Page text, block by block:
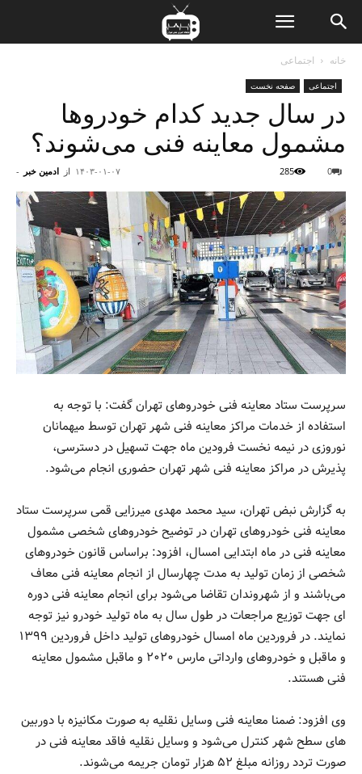
خانه اجتماعی
اجتماعی صفحه نخست
در سال جدید کدام خودروها
مشمول معاینه فنی می‌شوند؟
از ادمین خبر - ۱۴۰۳-۰۱-۰۷ 0
285
سرپرست ستاد معاینه فنی خودروهای تهران گفت: با توجه به
استفاده از خدمات مراکز معاینه فنی شهر تهران توسط میهمانان
نوروزی در نیمه نخست فرودین ماه جهت تسهیل در دسترسی،
پذیرش در مراکز معاینه فنی شهر تهران حضوری انجام می‌شود.
به گزارش نبض تهران، سید محمد مهدی میرزایی قمی سرپرست ستاد
معاینه فنی خودروهای تهران در توضیح خودروهای شخصی مشمول
معاینه فنی در ماه ابتدایی امسال، افزود: براساس قانون خودروهای
شخصی از زمان تولید به مدت چهارسال از انجام معاینه فنی معاف
می‌باشند و از شهروندان تقاضا می‌شود برای انجام معاینه فنی دوره
ای جهت توزیع مراجعات در طول سال به ماه تولید خودرو نیز توجه
نمایند. در فروردین ماه امسال خودروهای تولید داخل فروردین ۱۳۹۹
و ماقبل و خودروهای وارداتی مارس ۲۰۲۰ و ماقبل مشمول معاینه
فنی هستند.
وی افزود: ضمنا معاینه فنی وسایل نقلیه به صورت مکانیزه با دوربین
های سطح شهر کنترل می‌شود و وسایل نقلیه فاقد معاینه فنی در
صورت تردد روزانه مبلغ ۵۲ هزار تومان جریمه می‌شوند.